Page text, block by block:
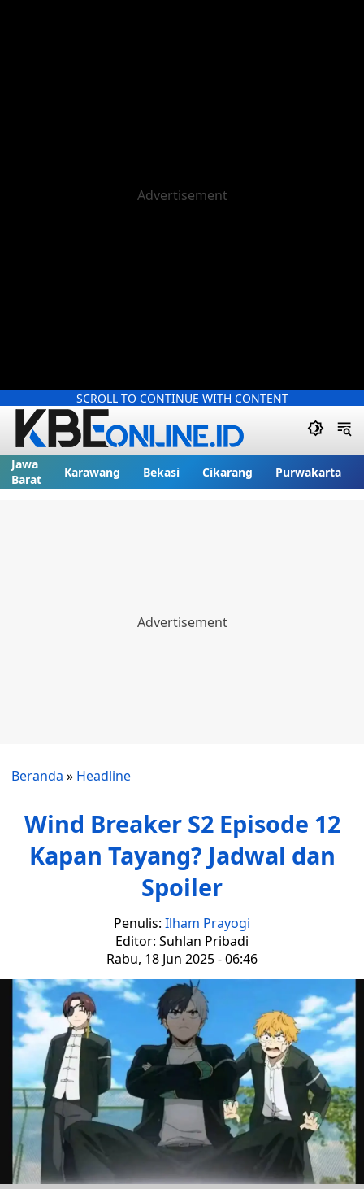
SCROLL TO CONTINUE WITH CONTENT
Jawa
Barat
Karawang Bekasi Cikarang Purwakarta
Beranda » Headline
Wind Breaker S2 Episode 12
Kapan Tayang? Jadwal dan
Spoiler
Penulis: Ilham Prayogi
Editor: Suhlan Pribadi
Rabu, 18 Jun 2025 - 06:46